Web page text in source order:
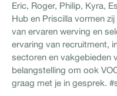
Eric, Roger, Philip, Kyra,
Hub en Priscilla vormen
van ervaren werving en
ervaring van recruitment,
sectoren en vakgebieden
belangstelling om ook
graag met je in gesprek.